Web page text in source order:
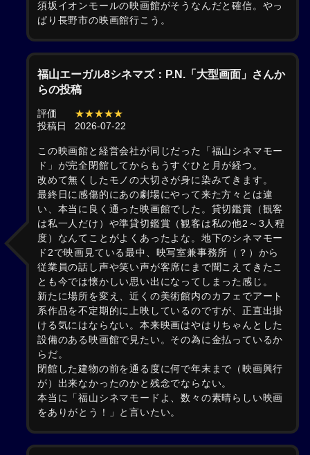
須坂イオンモールの映画館がそうなんだと確信。やっ
ぱり長野市の映画館行こう。
福山エーガル8シネマズ：P.N.「大型画面」さんか
らの投稿
評価
★★★★★
投稿日
2026-07-22
この映画館と経営会社が同じだった「福山シネマモー
ド」が完全閉館してからもうすぐひと月が経つ。
改めて無くしたモノの大切さが身に染みてきます。
最終日に感傷的にあの劇場にやって来た方々とは違
い、本当に良く通った映画館でした。貸切鑑賞（観客
は私一人だけ）や準貸切鑑賞（観客は私の他2～3人程
度）なんてことがよくあったよな。地下のシネマモー
ド2で映画見ている最中、映写室兼事務所（？）から
従業員の話し声や笑い声が客席にまで聞こえてきたこ
とも今では懐かしい思い出になってしまった感じ。
新たに場所を変え、近くの美術館内のカフェでアート
系作品を不定期的に上映しているのですが、正直出掛
ける気にはならない。本来映画はやはりちゃんとした
設備のある映画館で見たい。その為に金払っているか
らだ。
閉館した建物の前を通る度に何で年末まで（映画興行
が）出来なかったのかと残念でならない。
本当に「福山シネマモードよ、数々の素晴らしい映画
をありがとう！」と言いたい。